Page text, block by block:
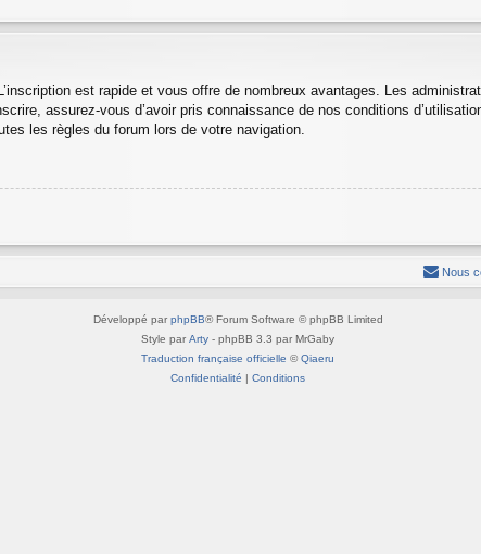
est rapide et vous offre de nombreux avantages. Les
assurez-vous d’avoir pris connaissance de nos conditions
les règles du forum lors de votre navigation.
Nous
Développé par phpBB® Forum Software © phpBB Limited
Style par Arty - phpBB 3.3 par MrGaby
Traduction française officielle ©Qiaeru
Confidentialité | Conditions